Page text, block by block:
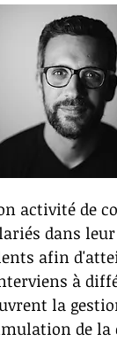
activité de
dans
afin
à
la
de la